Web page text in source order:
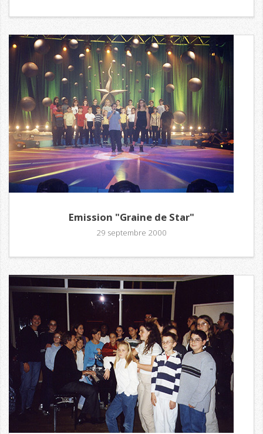
Emission "Graine de Star"
29 septembre 2000